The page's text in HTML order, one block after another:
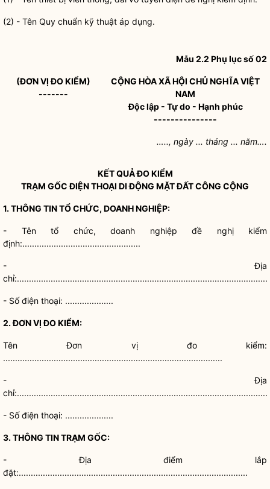
(2) - Tên Quy chuẩn kỹ thuật áp dụng.
Mẫu 2.2 Phụ lục số 02
(ĐƠN VỊ ĐO KIỂM)
-------
CỘNG HÒA XÃ HỘI CHỦ NGHĨA VIỆT
NAM
Độc lập - Tự do - Hạnh phúc
---------------
….., ngày ... tháng ... năm….
KẾT QUẢ ĐO KIỂM
TRẠM GỐC ĐIỆN THOẠI DI ĐỘNG MẶT ĐẤT CÔNG CỘNG
1. THÔNG TIN TỔ CHỨC, DOANH NGHIỆP:
- Tên tổ chức, doanh nghiệp đề nghị kiểm
định:.................................................
-Địa
chỉ
- Số điện thoại: ....................
2. ĐƠN VỊ ĐO KIỂM:
Tên Đơn vị đo kiểm:
...........................................................................................
-Địa
chỉ
- Số điện thoại: ....................
3. THÔNG TIN TRẠM GỐC:
- Địa điểm lắp
đặt:...............................................................................................